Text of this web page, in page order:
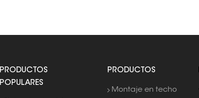
PRODUCTOS
POPULARES
PRODUCTOS
Montaje en techo